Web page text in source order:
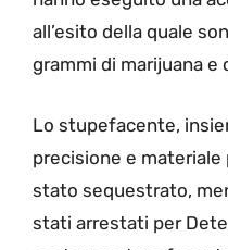
all’esito della quale
grammi di marijuana e
Lo stupefacente,
precisione e
stato sequestrato,
stati arrestati per